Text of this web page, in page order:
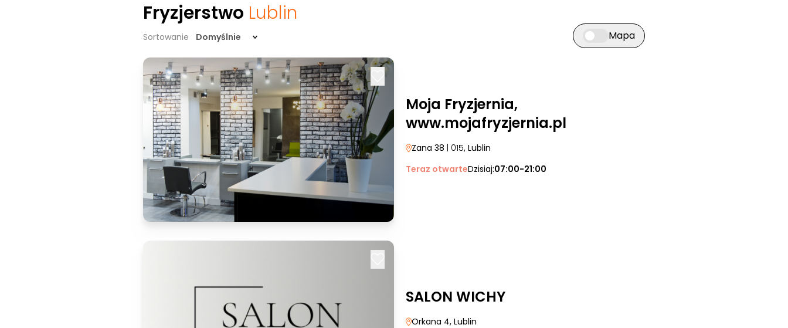
Fryzjerstwo Lublin
Sortowanie Domyślnie Przełącz widok mapy
Mapa
Moja Fryzjernia,
www.mojafryzjernia.pl
Zana 38 | 015, Lublin
Teraz otwarteDzisiaj:07:00-21:00
SALON WICHY
Orkana 4, Lublin